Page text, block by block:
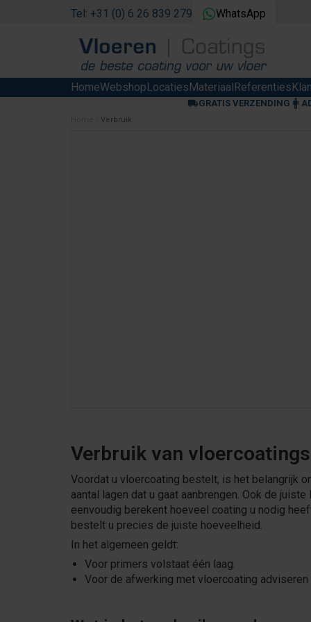
Tel: +31 (0) 6 26 839 279 WhatsApp
HomeWebshopLocatiesMateriaalReferenties
GRATIS VERZENDING
Verbruik
Verbruik van vloercoatings
Voordat u vloercoating bestelt, is het belangrijk
aantal lagen dat u gaat aanbrengen. Ook de
eenvoudig berekent hoeveel coating u nodig
bestelt u precies de juiste hoeveelheid.
In het algemeen geldt:
Voor primers volstaat één laag.
Voor de afwerking met vloercoating